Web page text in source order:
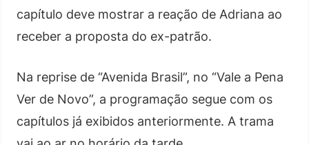
capítulo deve mostrar a reação de Adriana ao
receber a proposta do ex-patrão.
Na reprise de “Avenida Brasil”, no “Vale a Pena
Ver de Novo”, a programação segue com os
capítulos já exibidos anteriormente. A trama